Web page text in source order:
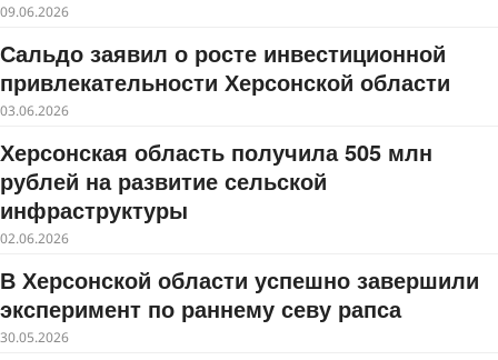
09.06.2026
Сальдо заявил о росте инвестиционной
привлекательности Херсонской области
03.06.2026
Херсонская область получила 505 млн
рублей на развитие сельской
инфраструктуры
02.06.2026
В Херсонской области успешно завершили
эксперимент по раннему севу рапса
30.05.2026